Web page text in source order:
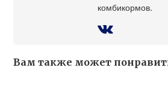
комбикормов.
Вам также может